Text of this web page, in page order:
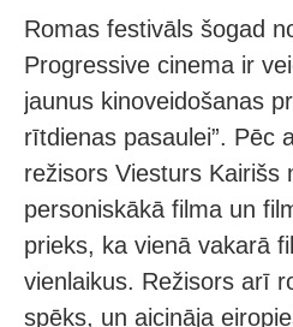
Romas festivāls šogad
Progressive cinema ir
jaunus kinoveidošanas
rītdienas pasaulei”. Pēc
režisors Viesturs Kairišs
personiskākā filma un
prieks, ka vienā vakarā
vienlaikus. Režisors arī
spēks, un aicināja